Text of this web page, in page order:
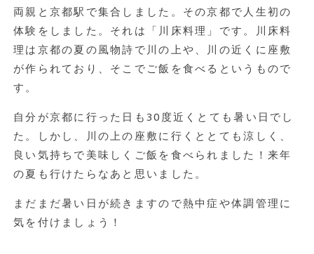
両親と京都駅で集合しました。その京都で人生初の
体験をしました。それは「川床料理」です。川床料
理は京都の夏の風物詩で川の上や、川の近くに座敷
が作られており、そこでご飯を食べるというもので
す。
自分が京都に行った日も30度近くとても暑い日でし
た。しかし、川の上の座敷に行くととても涼しく、
良い気持ちで美味しくご飯を食べられました！来年
の夏も行けたらなあと思いました。
まだまだ暑い日が続きますので熱中症や体調管理に
気を付けましょう！